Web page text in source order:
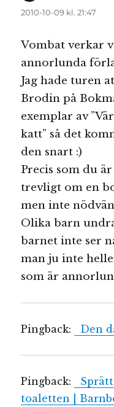
2010-10-09 kl. 21:47
Vombat verkar
annorlunda
Jag hade turen
Brodin på
exemplar av
katt” så det
den snart :)
Precis som du
trevligt om en
men inte
Olika barn
barnet inte ser
man ju inte
som är
Pingback: Den
Pingback:
toaletten |